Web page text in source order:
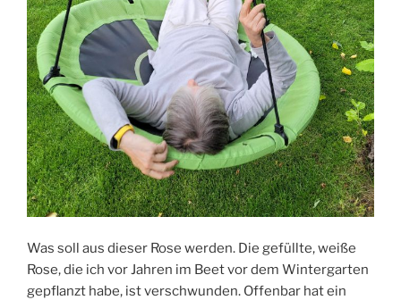
Was soll aus dieser Rose werden. Die gefüllte, weiße
Rose, die ich vor Jahren im Beet vor dem Wintergarten
gepflanzt habe, ist verschwunden. Offenbar hat ein